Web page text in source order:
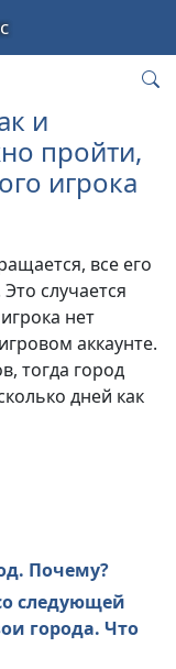
и
пройти,
игрока
все его
случается
нет
аккаунте.
тогда город
дней как
Почему?
следующей
города. Что